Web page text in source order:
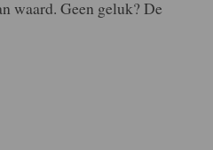
waard. Geen geluk? De